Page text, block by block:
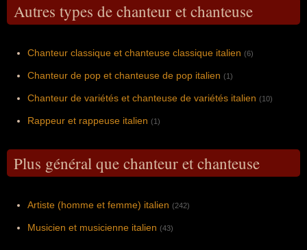
Autres types de chanteur et chanteuse
Chanteur classique et chanteuse classique italien (6)
Chanteur de pop et chanteuse de pop italien (1)
Chanteur de variétés et chanteuse de variétés italien (10)
Rappeur et rappeuse italien (1)
Plus général que chanteur et chanteuse
Artiste (homme et femme) italien (242)
Musicien et musicienne italien (43)